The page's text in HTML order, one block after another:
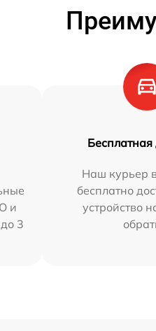
и
3
Бесплатная
Наш курьер
бесплатно
устройство